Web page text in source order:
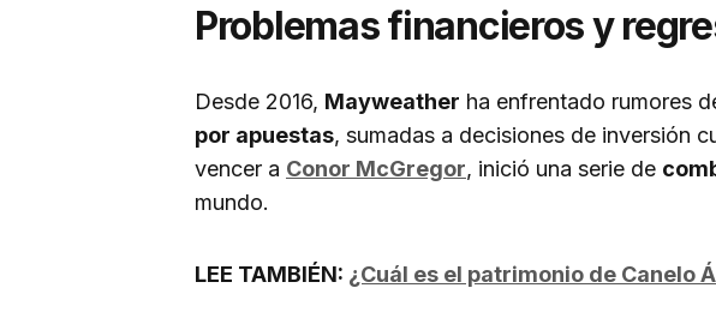
Problemas financieros y
Desde 2016, Mayweather ha enfrentado rumores
por apuestas, sumadas a decisiones de inversión
vencer a Conor McGregor, inició una serie de
mundo.
LEE TAMBIÉN: ¿Cuál es el patrimonio de Canelo